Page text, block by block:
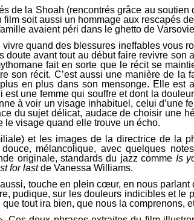
de la Shoah (rencontrés grâce au
soit aussi un hommage aux rescapés
avaient péri dans le ghetto de
quand des blessures ineffables vous
avant tout au début faire revivre son
fait en sorte que le récit se
son récit. C’est aussi une manière de la
en plus dans son mensonge. Elle est
une femme qui souffre et dont la
à voir un visage inhabituel, celui d’une
du sujet délicat, audace de choisir une
le visage quand elle trouve un écho.
et les images de la directrice de la
mélancolique, avec quelques
originale, standards du jazz comme Is
for lastde Vanessa Williams.
touche en plein cœur, en nous parlant
pudique, sur les douleurs indicibles et le
tout ira bien, que nous la comprenons,